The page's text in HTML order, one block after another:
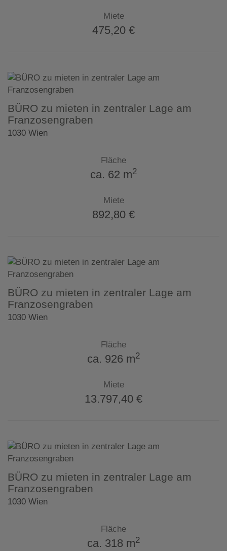
Miete
475,20 €
BÜRO zu mieten in zentraler Lage am
Franzosengraben
1030 Wien
Fläche
ca. 62 m2
Miete
892,80 €
BÜRO zu mieten in zentraler Lage am
Franzosengraben
1030 Wien
Fläche
ca. 926 m2
Miete
13.797,40 €
BÜRO zu mieten in zentraler Lage am
Franzosengraben
1030 Wien
Fläche
ca. 318 m2